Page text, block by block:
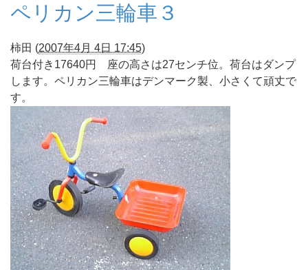
ペリカン三輪車３
柿田 (2007年4月 4日 17:45)
荷台付き17640円 座の高さは27センチ位。荷台はダンプ
します。ペリカン三輪車はデンマーク製、小さくて頑丈で
す。